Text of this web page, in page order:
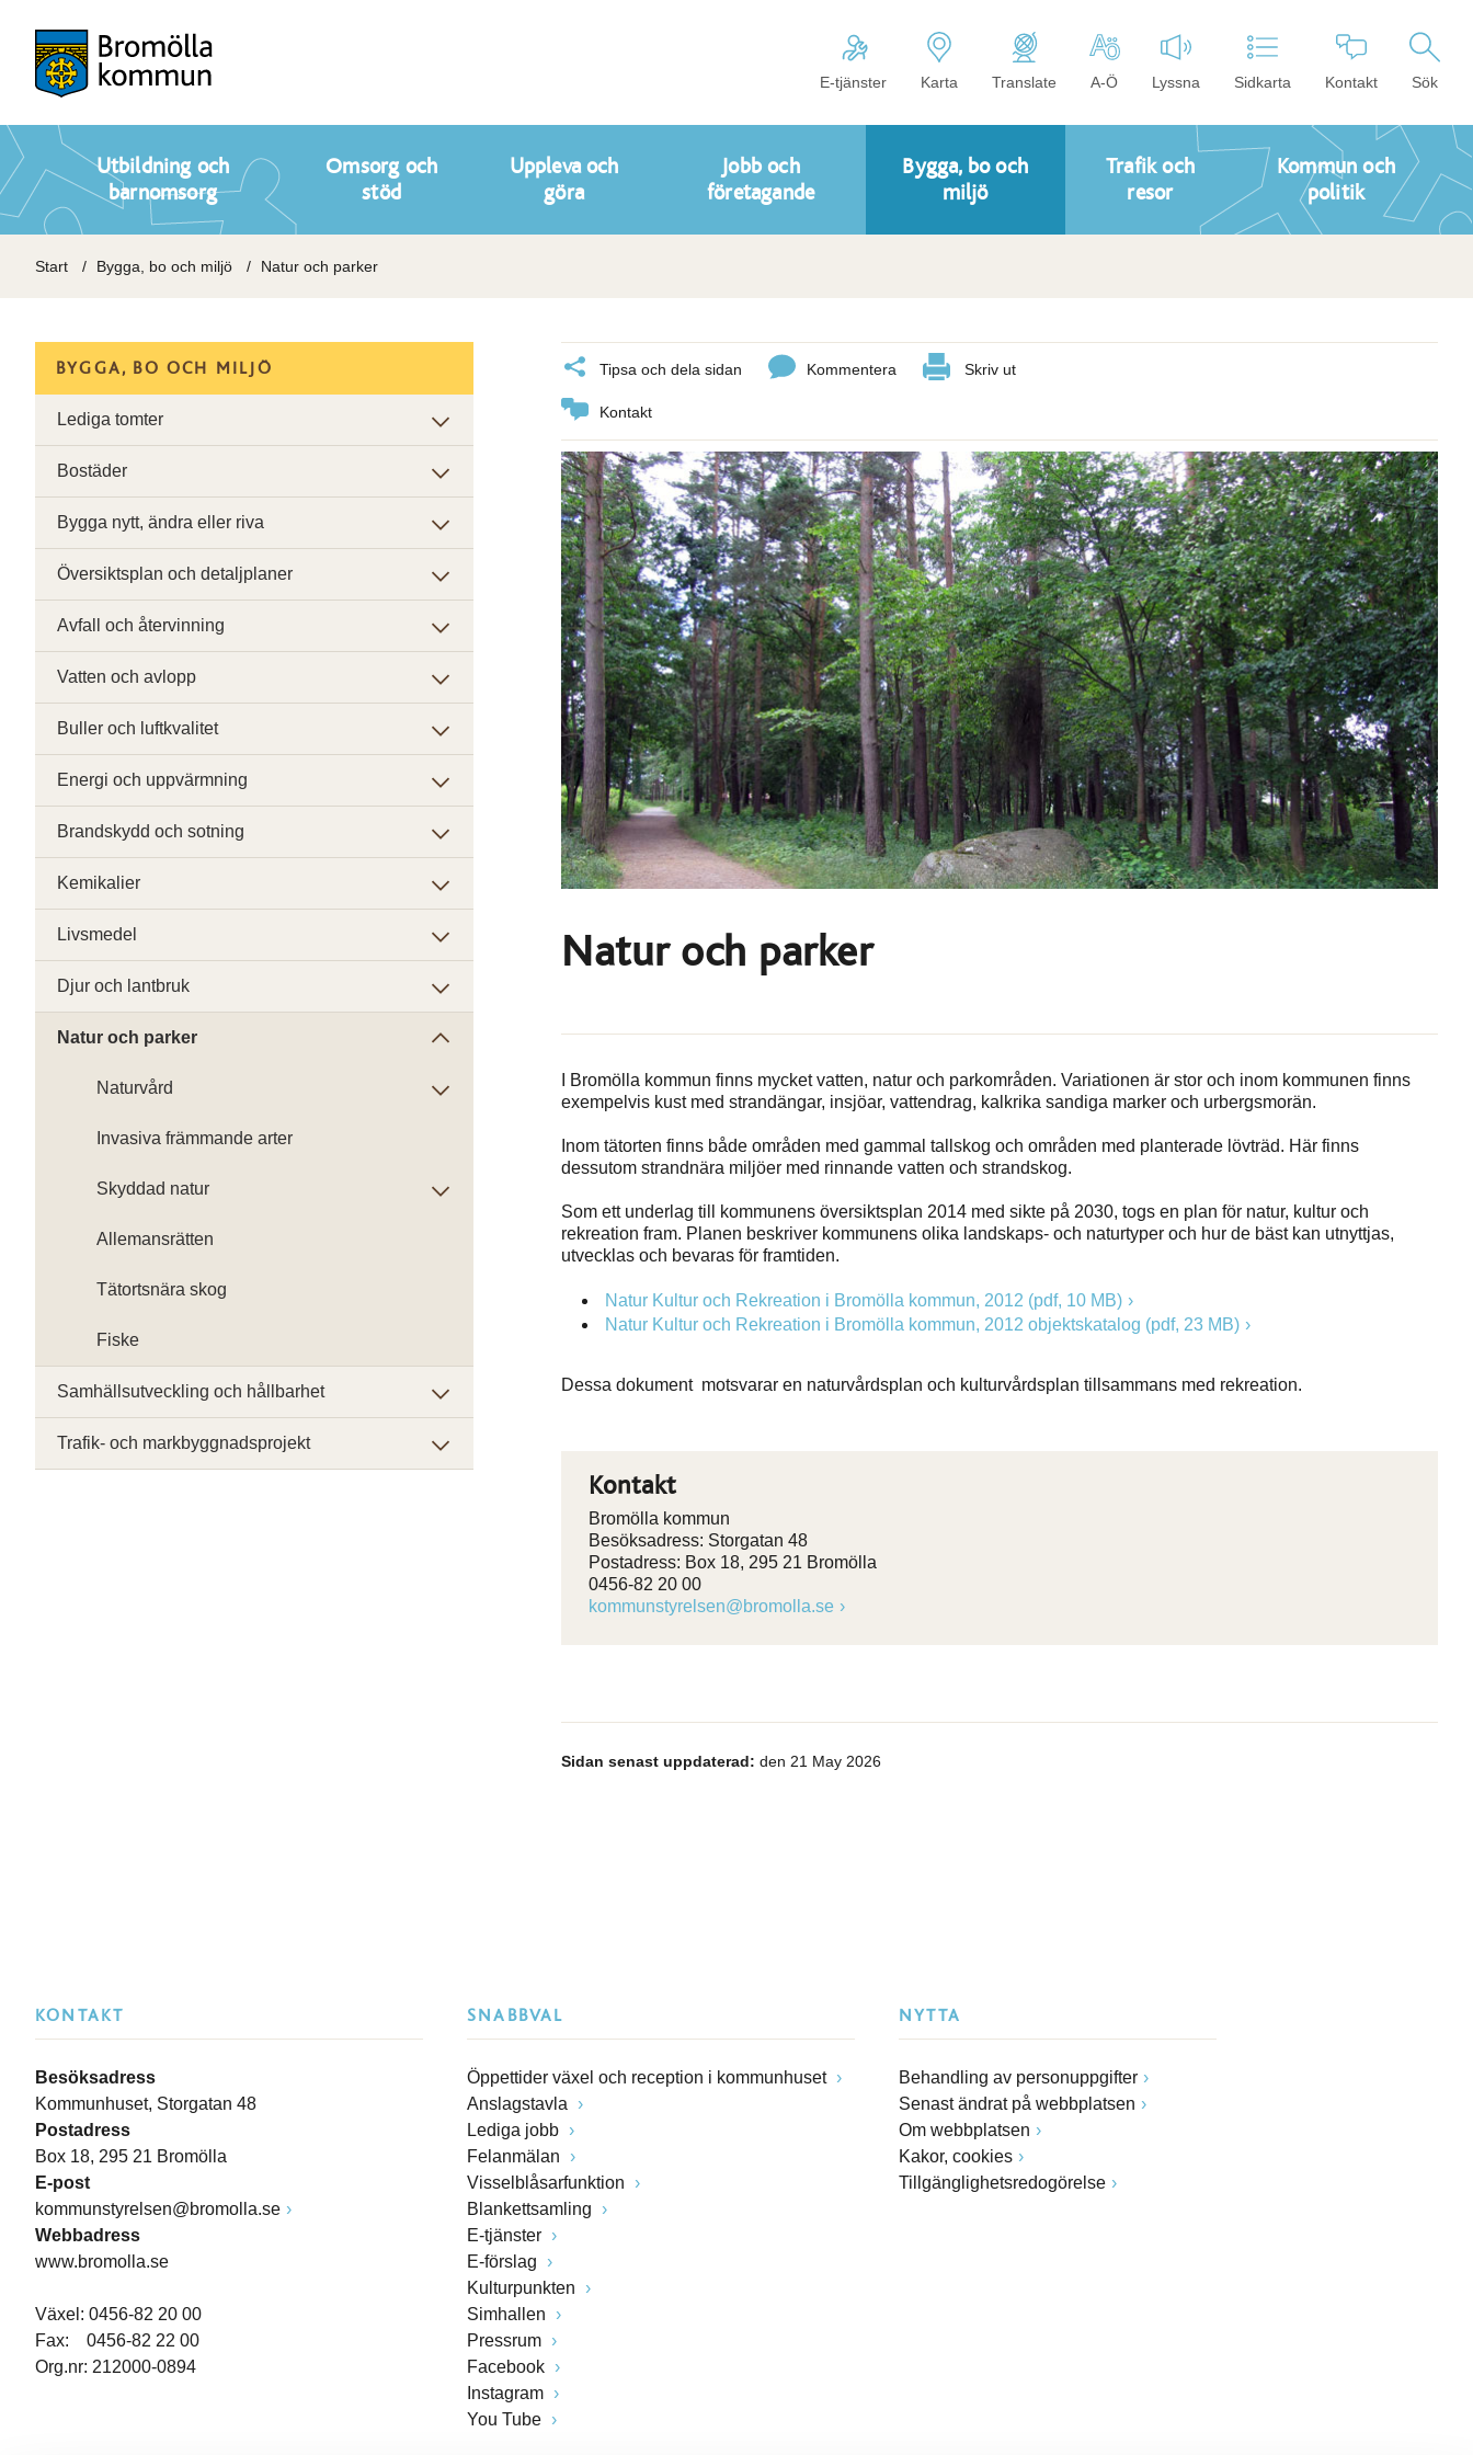
E-tjänster Karta Translate A-Ö Lyssna Sidkarta Kontakt Sök
Utbildning och
barnomsorg
Omsorg och
stöd
Uppleva och
göra
Jobb och
företagande
Bygga, bo och
miljö
Trafik och
resor
Kommun och
politik
Start Bygga, bo och miljö Natur och parker
Tipsa och dela sidan Kommentera Skriv ut
Kontakt
Natur och parker
I Bromölla kommun finns mycket vatten, natur och parkområden. Variationen är stor och inom kommunen finns
exempelvis kust med strandängar, insjöar, vattendrag, kalkrika sandiga marker och urbergsmorän.
Inom tätorten finns både områden med gammal tallskog och områden med planterade lövträd. Här finns
dessutom strandnära miljöer med rinnande vatten och strandskog.
Som ett underlag till kommunens översiktsplan 2014 med sikte på 2030, togs en plan för natur, kultur och
rekreation fram. Planen beskriver kommunens olika landskaps- och naturtyper och hur de bäst kan utnyttjas,
utvecklas och bevaras för framtiden.
Natur Kultur och Rekreation i Bromölla kommun, 2012 (pdf, 10 MB)
Natur Kultur och Rekreation i Bromölla kommun, 2012 objektskatalog (pdf, 23 MB)
Dessa dokument motsvarar en naturvårdsplan och kulturvårdsplan tillsammans med rekreation.
Kontakt
Bromölla kommun
Besöksadress: Storgatan 48
Postadress: Box 18, 295 21 Bromölla
0456-82 20 00
kommunstyrelsen@bromolla.se
Sidan senast uppdaterad: den 21 May 2026
BYGGA, BO OCH MILJÖ
Lediga tomter
Bostäder
Bygga nytt, ändra eller riva
Översiktsplan och detaljplaner
Avfall och återvinning
Vatten och avlopp
Buller och luftkvalitet
Energi och uppvärmning
Brandskydd och sotning
Kemikalier
Livsmedel
Djur och lantbruk
Natur och parker
Naturvård
Invasiva främmande arter
Skyddad natur
Allemansrätten
Tätortsnära skog
Fiske
Samhällsutveckling och hållbarhet
Trafik- och markbyggnadsprojekt
KONTAKT
Besöksadress
Kommunhuset, Storgatan 48
Postadress
Box 18, 295 21 Bromölla
E-post
kommunstyrelsen@bromolla.se
Webbadress
www.bromolla.se
Växel: 0456-82 20 00
Fax: 0456-82 22 00
Org.nr: 212000-0894
SNABBVAL
Öppettider växel och reception i kommunhuset
Anslagstavla
Lediga jobb
Felanmälan
Visselblåsarfunktion
Blankettsamling
E-tjänster
E-förslag
Kulturpunkten
Simhallen
Pressrum
Facebook
Instagram
You Tube
NYTTA
Behandling av personuppgifter
Senast ändrat på webbplatsen
Om webbplatsen
Kakor, cookies
Tillgänglighetsredogörelse